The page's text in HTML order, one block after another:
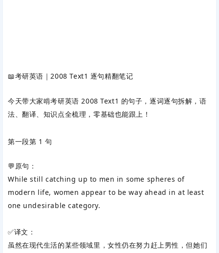
📖考研英语｜2008 Text1 逐句精翻笔记
今天带大家啃考研英语 2008 Text1 的句子，逐词逐句拆解，语
法、翻译、知识点全梳理，零基础也能跟上！
第一段第 1 句
💬原句：
While still catching up to men in some spheres of
modern life, women appear to be way ahead in at least
one undesirable category.
✅译文：
虽然在现代生活的某些领域里，女性仍在努力赶上男性，但她们